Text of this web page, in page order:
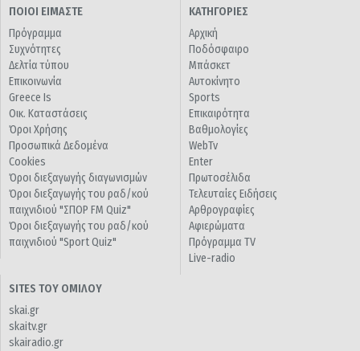
ΠΟΙΟΙ ΕΙΜΑΣΤΕ
Πρόγραμμα
Συχνότητες
Δελτία τύπου
Επικοινωνία
Greece Is
Οικ. Καταστάσεις
Όροι Χρήσης
Προσωπικά Δεδομένα
Cookies
Όροι διεξαγωγής διαγωνισμών
Όροι διεξαγωγής του ραδ/κού
παιχνιδιού "ΣΠΟΡ FM Quiz"
Όροι διεξαγωγής του ραδ/κού
παιχνιδιού "Sport Quiz"
ΚΑΤΗΓΟΡΙΕΣ
Αρχική
Ποδόσφαιρο
Μπάσκετ
Αυτοκίνητο
Sports
Επικαιρότητα
Βαθμολογίες
WebTv
Enter
Πρωτοσέλιδα
Τελευταίες Ειδήσεις
Αρθρογραφίες
Αφιερώματα
Πρόγραμμα TV
Live-radio
SITES ΤΟΥ ΟΜΙΛΟΥ
skai.gr
skaitv.gr
skairadio.gr